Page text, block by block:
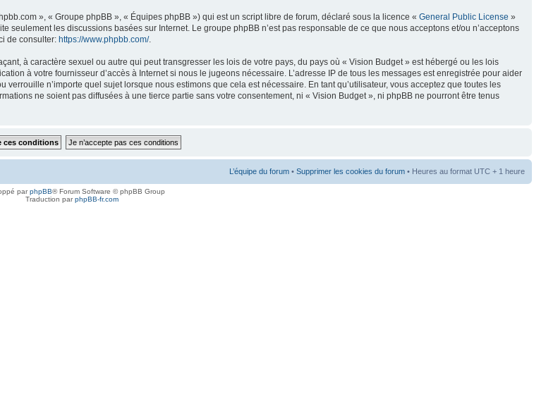
», « Groupe phpBB », « Équipes phpBB ») qui est un script libre de forum, déclaré sous la licence « General Public License »
seulement les discussions basées sur Internet. Le groupe phpBB n’est pas responsable de ce que nous acceptons et/ou n’acceptons
de consulter: https://www.phpbb.com/.
à caractère sexuel ou autre qui peut transgresser les lois de votre pays, du pays où « Vision Budget » est hébergé ou les lois
à votre fournisseur d’accès à Internet si nous le jugeons nécessaire. L’adresse IP de tous les messages est enregistrée pour aider
n’importe quel sujet lorsque nous estimons que cela est nécessaire. En tant qu’utilisateur, vous acceptez que toutes les
ne soient pas diffusées à une tierce partie sans votre consentement, ni « Vision Budget », ni phpBB ne pourront être tenus
L’équipe du forum • Supprimer les cookies du forum • Heures au format UTC + 1 heure
parphpBB® Forum Software © phpBB Group
Traduction parphpBB-fr.com